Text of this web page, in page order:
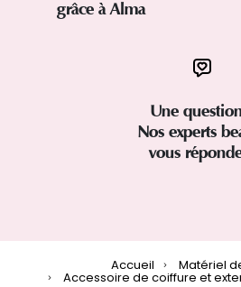
grâce à Alma
Une
Nos experts
vous
Accueil Matériel
Accessoire de coiffure et